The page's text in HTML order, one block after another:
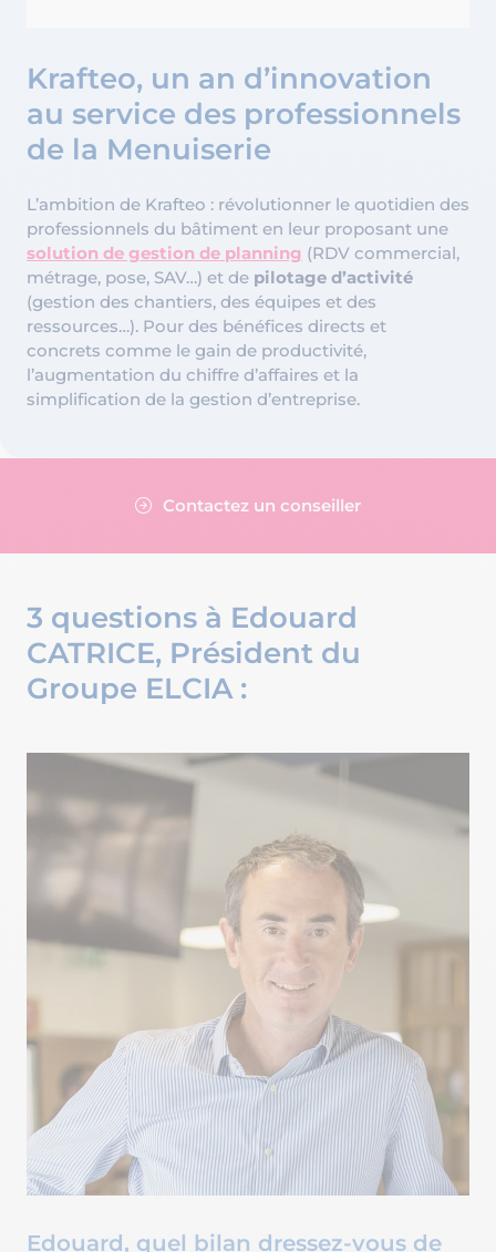
Krafteo, un an d’innovation
au service des professionnels
de la Menuiserie
L’ambition de Krafteo : révolutionner le quotidien des
professionnels du bâtiment en leur proposant une
solution de gestion de planning (RDV commercial,
métrage, pose, SAV…) et de pilotage d’activité
(gestion des chantiers, des équipes et des
ressources…). Pour des bénéfices directs et
concrets comme le gain de productivité,
l’augmentation du chiffre d’affaires et la
simplification de la gestion d’entreprise.
Contactez un conseiller
3 questions à Edouard
CATRICE, Président du
Groupe ELCIA :
Edouard, quel bilan dressez-vous de